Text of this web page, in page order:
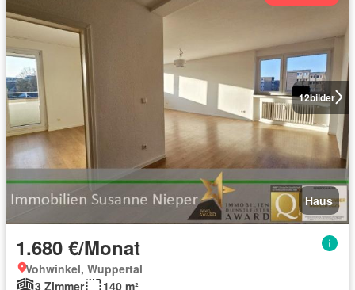
12bilder
Haus
1.680 €/Monat
Vohwinkel, Wuppertal
3 Zimmer
140 m²